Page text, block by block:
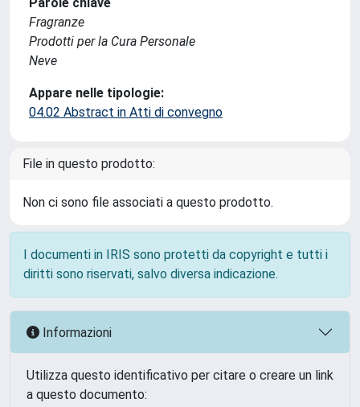
Fragranze
Prodotti per la Cura Personale
Neve
Appare nelle tipologie:
04.02 Abstract in Atti di convegno
File in questo prodotto:
Non ci sono file associati a questo prodotto.
I documenti in IRIS sono protetti da copyright e tutti i
diritti sono riservati, salvo diversa indicazione.
Informazioni
Utilizza questo identificativo per citare o creare un link
a questo documento: